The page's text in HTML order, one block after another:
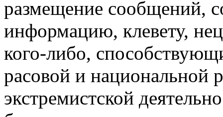
размещение сообщений,
информацию, клевету,
кого-либо,
расовой и национальной
экстремистской